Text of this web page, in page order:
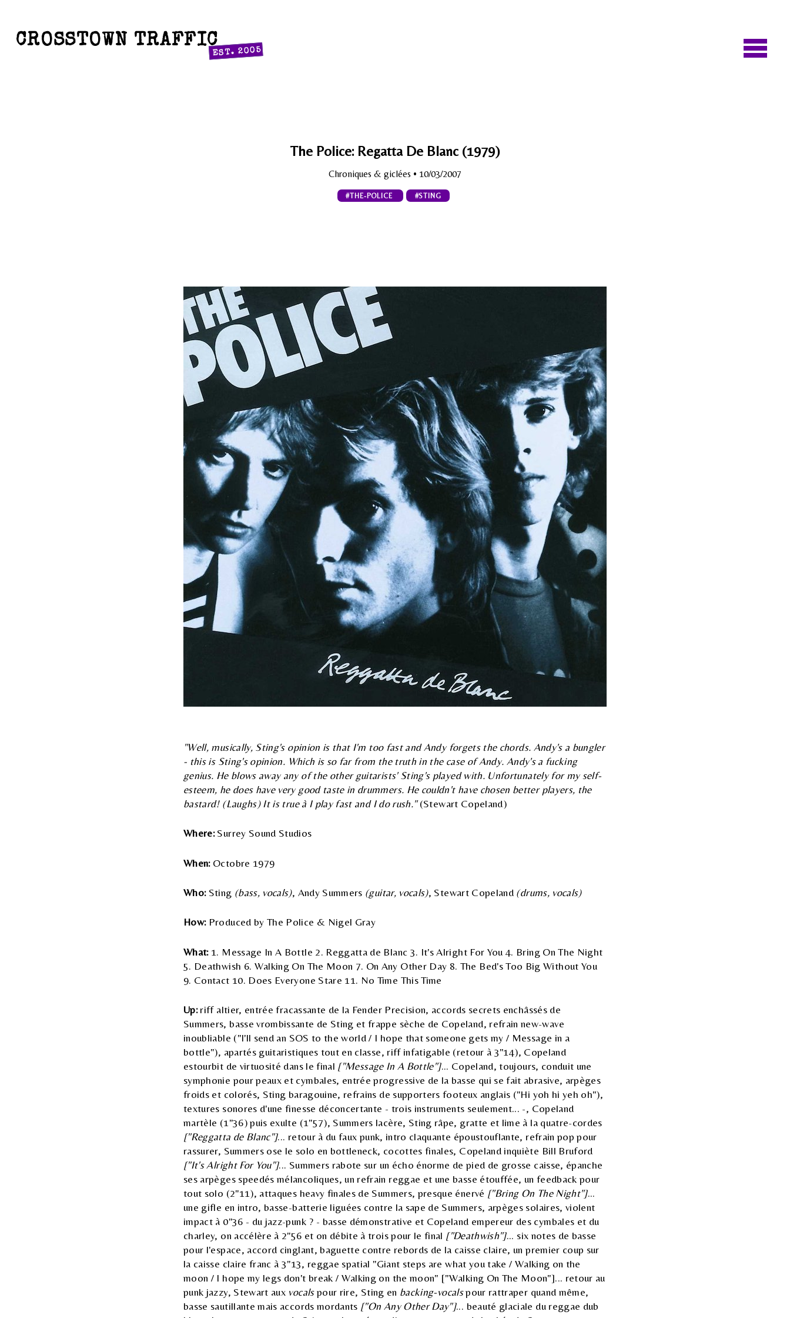
CROSSTOWN TRAFFIC
EST. 2005
The Police: Regatta De Blanc (1979)
Chroniques & giclées • 10/03/2007
#THE-POLICE #STING
"Well, musically, Sting's opinion is that I'm too fast and Andy forgets the chords. Andy's a bungler
- this is Sting's opinion. Which is so far from the truth in the case of Andy. Andy's a fucking
genius. He blows away any of the other guitarists' Sting's played with. Unfortunately for my self-
esteem, he does have very good taste in drummers. He couldn't have chosen better players, the
bastard! (Laughs) It is true à I play fast and I do rush."(Stewart Copeland)
Where:Surrey Sound Studios
When:Octobre 1979
Who:Sting (bass, vocals), Andy Summers (guitar, vocals), Stewart Copeland (drums, vocals)
How:Produced by The Police & Nigel Gray
What:1. Message In A Bottle 2. Reggatta de Blanc 3. It's Alright For You 4. Bring On The Night
5. Deathwish 6. Walking On The Moon 7. On Any Other Day 8. The Bed's Too Big Without You
9. Contact 10. Does Everyone Stare 11. No Time This Time
Up:riff altier, entrée fracassante de la Fender Precision, accords secrets enchâssés de
Summers, basse vrombissante de Sting et frappe sèche de Copeland, refrain new-wave
inoubliable ("I'll send an SOS to the world / I hope that someone gets my / Message in a
bottle"), apartés guitaristiques tout en classe, riff infatigable (retour à 3"14), Copeland
estourbit de virtuosité dans le final ["Message In A Bottle"]... Copeland, toujours, conduit une
symphonie pour peaux et cymbales, entrée progressive de la basse qui se fait abrasive, arpèges
froids et colorés, Sting baragouine, refrains de supporters footeux anglais ("Hi yoh hi yeh oh"),
textures sonores d'une finesse déconcertante - trois instruments seulement... -, Copeland
martèle (1"36) puis exulte (1"57), Summers lacère, Sting râpe, gratte et lime à la quatre-cordes
["Reggatta de Blanc"]... retour à du faux punk, intro claquante époustouflante, refrain pop pour
rassurer, Summers ose le solo en bottleneck, cocottes finales, Copeland inquiète Bill Bruford
["It's Alright For You"]... Summers rabote sur un écho énorme de pied de grosse caisse, épanche
ses arpèges speedés mélancoliques, un refrain reggae et une basse étouffée, un feedback pour
tout solo (2"11), attaques heavy finales de Summers, presque énervé ["Bring On The Night"]...
une gifle en intro, basse-batterie liguées contre la sape de Summers, arpèges solaires, violent
impact à 0"36 - du jazz-punk ? - basse démonstrative et Copeland empereur des cymbales et du
charley, on accélère à 2"56 et on débite à trois pour le final ["Deathwish"]... six notes de basse
pour l'espace, accord cinglant, baguette contre rebords de la caisse claire, un premier coup sur
la caisse claire franc à 3"13, reggae spatial "Giant steps are what you take / Walking on the
moon / I hope my legs don't break / Walking on the moon" ["Walking On The Moon"]... retour au
punk jazzy, Stewart aux vocalspour rire, Sting en backing-vocalspour rattraper quand même,
basse sautillante mais accords mordants ["On Any Other Day"]... beauté glaciale du reggae dub